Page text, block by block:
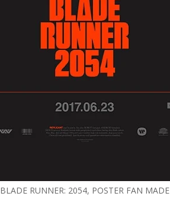
BLADE RUNNER: 2054, POSTER FAN MADE